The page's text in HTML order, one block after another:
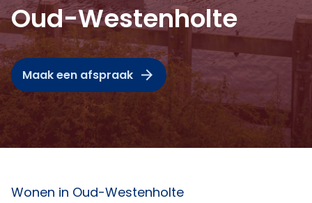
Oud-Westenholte
Maak een afspraak
Wonen in Oud-Westenholte